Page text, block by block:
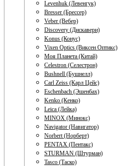
Levenhuk (Левенгук)
Bresser (Брессер)
Veber (Вебер)
Discovery (Дискавери)
Konus (Конус)
Vixen Optics (Виксен Оптикс)
Моя Планета (Китай)
Celestron (Селестрон)
Bushnell (Бушнелл)
Carl Zeiss (Карл Цейс)
Eschenbach (Эшенбах)
Kenko (Кенко)
Leica (Лейка)
MINOX (Минокс)
Navigator (Навигатор)
Norbert (Норберт)
PENTAX (Пентакс)
STURMAN (Штурман)
Tasco (Таско)